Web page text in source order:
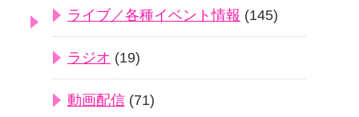
ライブ／各種イベント情報 (145)
ラジオ (19)
動画配信 (71)